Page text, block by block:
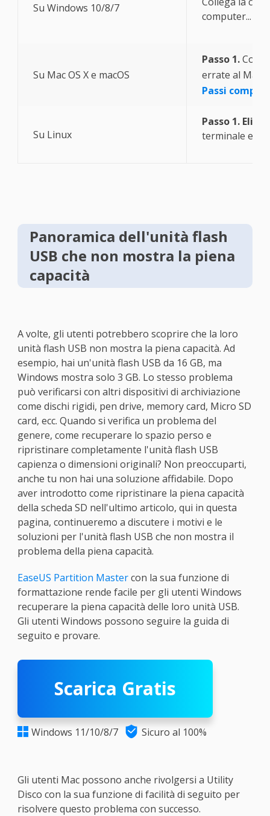
Su Windows 10/8/7
computer...
Su Mac OS X e macOS
Passo 1.
errate al Mac
Passi
Su Linux
Passo 1.
terminale e
Panoramica dell'unità flash
USB che non mostra la piena
capacità
A volte, gli utenti potrebbero scoprire che la loro
unità flash USB non mostra la piena capacità. Ad
esempio, hai un'unità flash USB da 16 GB, ma
Windows mostra solo 3 GB. Lo stesso problema
può verificarsi con altri dispositivi di archiviazione
come dischi rigidi, pen drive, memory card, Micro SD
card, ecc. Quando si verifica un problema del
genere, come recuperare lo spazio perso e
ripristinare completamente l'unità flash USB
capienza o dimensioni originali? Non preoccuparti,
anche tu non hai una soluzione affidabile. Dopo
aver introdotto come ripristinare la piena capacità
della scheda SD nell'ultimo articolo, qui in questa
pagina, continueremo a discutere i motivi e le
soluzioni per l'unità flash USB che non mostra il
problema della piena capacità.
EaseUS Partition Mastercon la sua funzione di
formattazione rende facile per gli utenti Windows
recuperare la piena capacità delle loro unità USB.
Gli utenti Windows possono seguire la guida di
seguito e provare.
Scarica Gratis
 Windows 11/10/8/7  Sicuro al 100%
Gli utenti Mac possono anche rivolgersi a Utility
Disco con la sua funzione di facilità di seguito per
risolvere questo problema con successo.